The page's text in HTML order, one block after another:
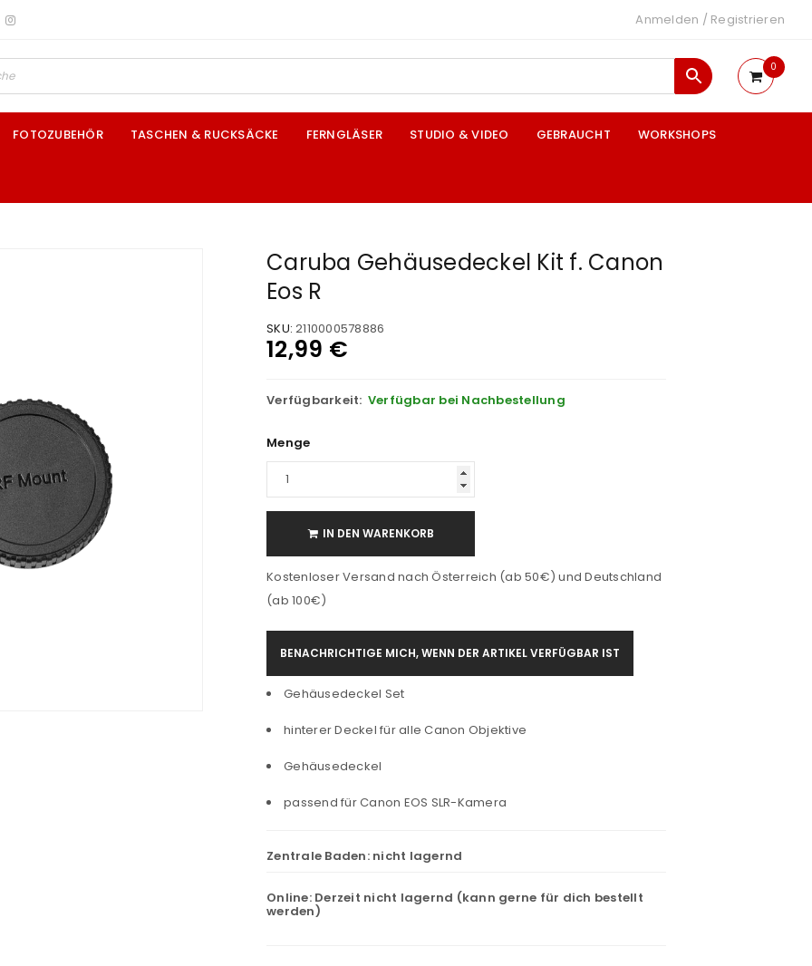
Anmelden / Registrieren
0
FOTOZUBEHÖR TASCHEN & RUCKSÄCKE FERNGLÄSER STUDIO & VIDEO GEBRAUCHT WORKSHOPS
Caruba Gehäusedeckel Kit f. Canon
Eos R
SKU: 2110000578886
12,99 €
Verfügbarkeit: Verfügbar bei Nachbestellung
Menge
IN DEN WARENKORB
Kostenloser Versand nach Österreich (ab 50€) und Deutschland
(ab 100€)
BENACHRICHTIGE MICH, WENN DER ARTIKEL VERFÜGBAR IST
Gehäusedeckel Set
hinterer Deckel für alle Canon Objektive
Gehäusedeckel
passend für Canon EOS SLR-Kamera
Zentrale Baden: nicht lagernd
Online: Derzeit nicht lagernd (kann gerne für dich bestellt
werden)